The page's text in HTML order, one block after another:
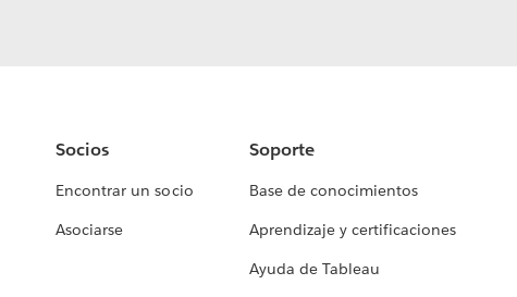
Socios
Encontrar un socio
Asociarse
Soporte
Base de conocimientos
Aprendizaje y certificaciones
Ayuda de Tableau